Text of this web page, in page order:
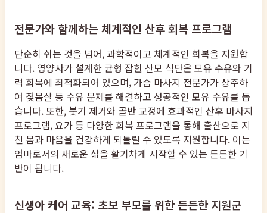
전문가와 함께하는 체계적인 산후 회복 프로그램
단순히 쉬는 것을 넘어, 과학적이고 체계적인 회복을 지원합
니다. 영양사가 설계한 균형 잡힌 산모 식단은 모유 수유와 기
력 회복에 최적화되어 있으며, 가슴 마사지 전문가가 상주하
여 젖몸살 등 수유 문제를 해결하고 성공적인 모유 수유를 돕
습니다. 또한, 붓기 제거와 골반 교정에 효과적인 산후 마사지
프로그램, 요가 등 다양한 회복 프로그램을 통해 출산으로 지
친 몸과 마음을 건강하게 되돌릴 수 있도록 지원합니다. 이는
엄마로서의 새로운 삶을 활기차게 시작할 수 있는 튼튼한 기
반이 됩니다.
신생아 케어 교육: 초보 부모를 위한 든든한 지원군